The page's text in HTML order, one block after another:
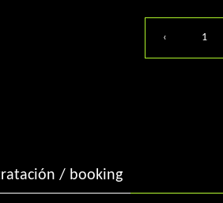
‹ 1
/ booking